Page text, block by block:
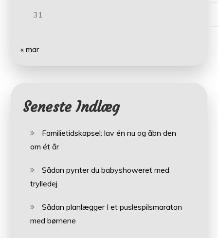
31
« mar
Seneste Indlæg
Familietidskapsel: lav én nu og åbn den
om ét år
Sådan pynter du babyshoweret med
trylledej
Sådan planlægger I et puslespilsmaraton
med børnene